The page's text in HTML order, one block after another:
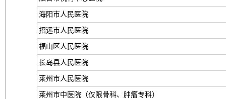
海阳市人民医院
招远市人民医院
福山区人民医院
长岛县人民医院
莱州市人民医院
莱州市中医院（仅限骨科、肿瘤专科）